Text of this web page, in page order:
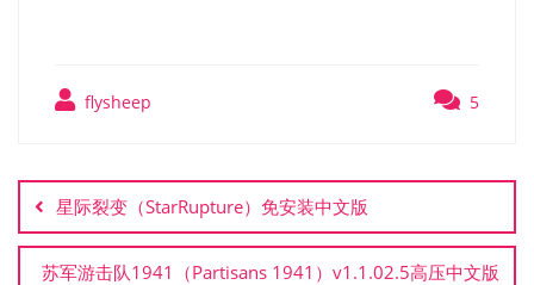
flysheep 5
章
导
航
星际裂变（StarRupture）免安装中文版
苏军游击队1941（Partisans 1941）v1.1.02.5高压中文版